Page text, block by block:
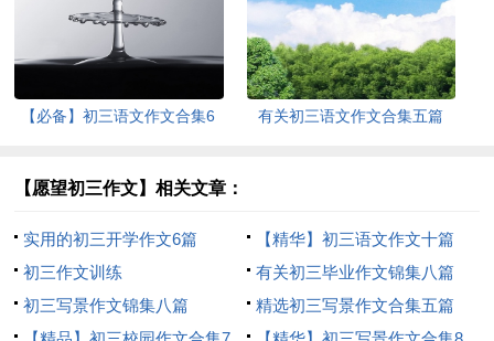
【必备】初三语文作文合集6
有关初三语文作文合集五篇
【愿望初三作文】相关文章：
实用的初三开学作文6篇
【精华】初三语文作文十篇
初三作文训练
有关初三毕业作文锦集八篇
初三写景作文锦集八篇
精选初三写景作文合集五篇